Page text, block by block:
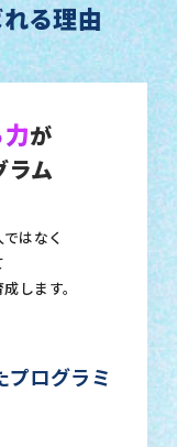
る理由
が
ラム
はなく
します。
プログラミ